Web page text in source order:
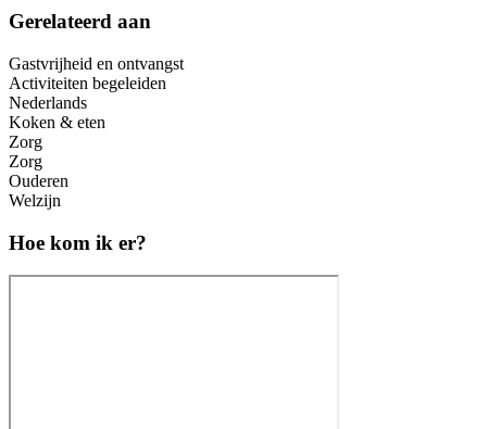
Gerelateerd aan
Gastvrijheid en ontvangst
Activiteiten begeleiden
Nederlands
Koken & eten
Zorg
Zorg
Ouderen
Welzijn
Hoe kom ik er?